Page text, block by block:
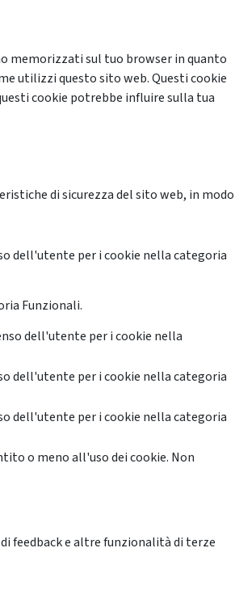
memorizzati sul tuo browser in quanto
utilizzi questo sito web. Questi cookie
cookie potrebbe influire sulla tua
di sicurezza del sito web, in modo
dell'utente per i cookie nella categoria
Funzionali.
dell'utente per i cookie nella
dell'utente per i cookie nella categoria
dell'utente per i cookie nella categoria
o meno all'uso dei cookie. Non
feedback e altre funzionalità di terze